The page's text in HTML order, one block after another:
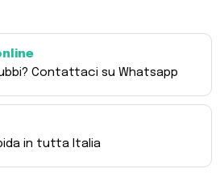
Contattaci su Whatsapp
in tutta Italia